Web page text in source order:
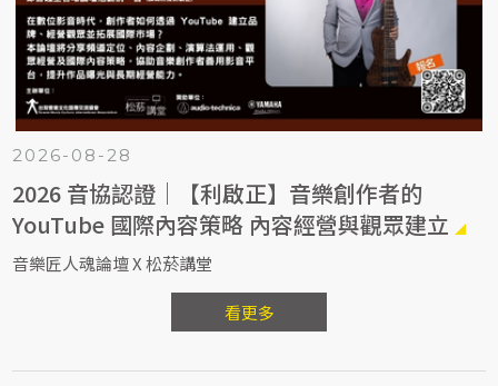
2026-08-28
2026 音協認證｜【利啟正】音樂創作者的
YouTube 國際內容策略 內容經營與觀眾建立
音樂匠人魂論壇 X 松菸講堂
看更多